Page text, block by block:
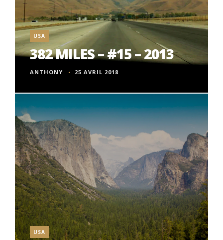
USA
382 MILES – #15 – 2013
ANTHONY 25 AVRIL 2018
USA